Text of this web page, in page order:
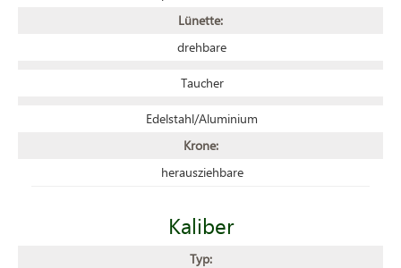
Lünette:
drehbare
Taucher
Edelstahl/Aluminium
Krone:
herausziehbare
Kaliber
Typ: